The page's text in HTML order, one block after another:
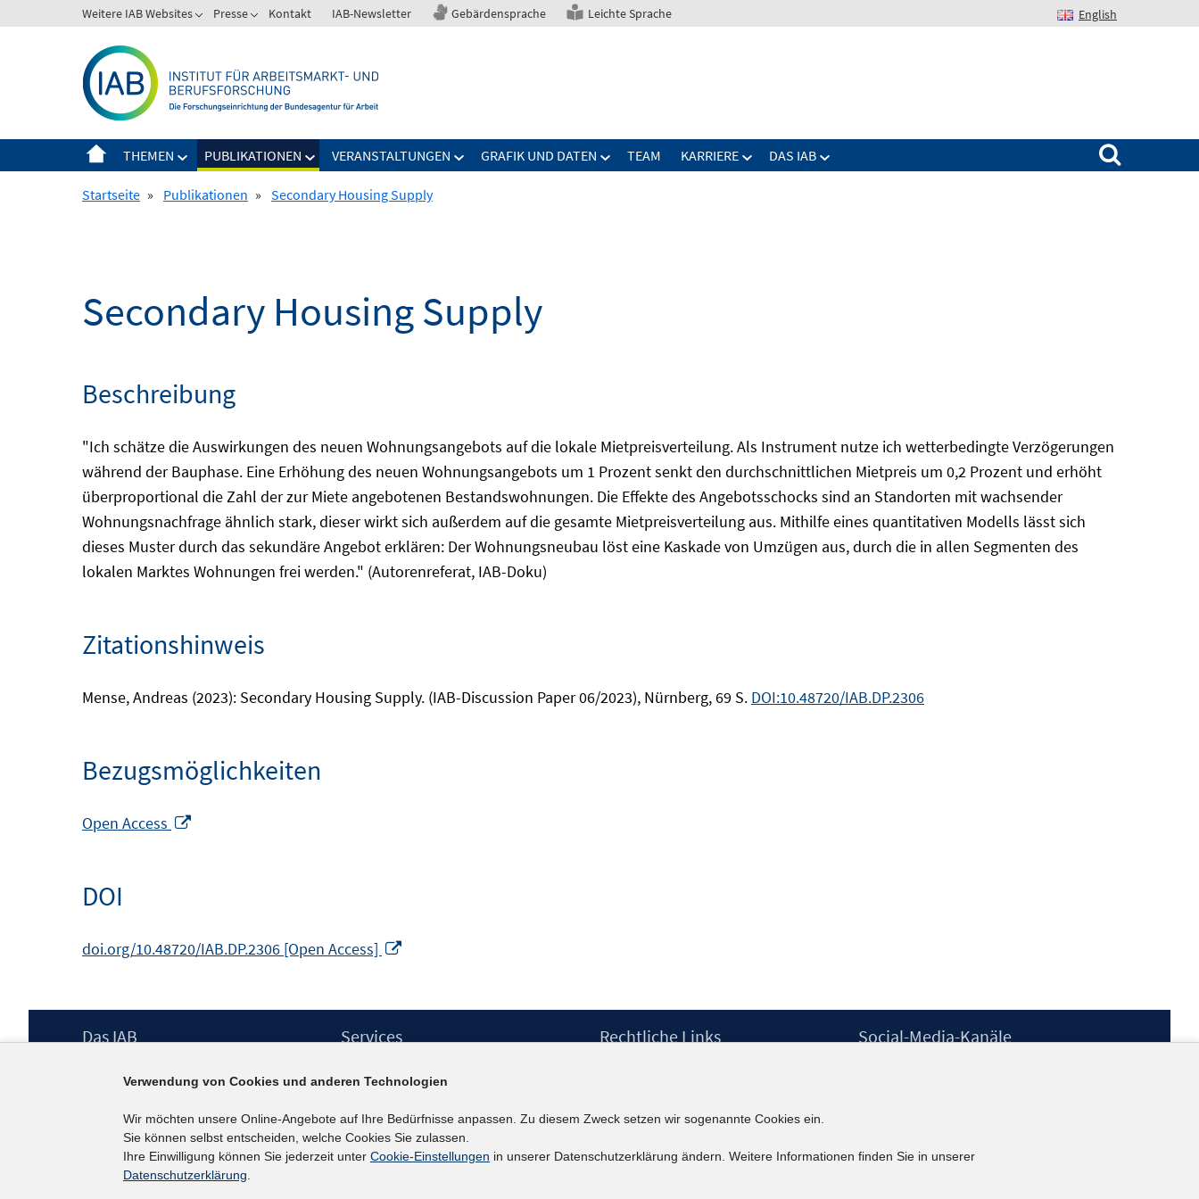
zum
Weitere IAB Websites Presse Kontakt IAB-Newsletter Gebärdensprache Leichte Sprache English
THEMEN PUBLIKATIONEN VERANSTALTUNGEN GRAFIK UND DATEN TEAM KARRIERE DAS IAB
Suchen nach:
Startseite » Publikationen » Secondary Housing Supply
Secondary Housing Supply
Beschreibung
"Ich schätze die Auswirkungen des neuen Wohnungsangebots auf die lokale Mietpreisverteilung. Als Instrument nutze ich wetterbedingte Verzögerungen
während der Bauphase. Eine Erhöhung des neuen Wohnungsangebots um 1 Prozent senkt den durchschnittlichen Mietpreis um 0,2 Prozent und erhöht
überproportional die Zahl der zur Miete angebotenen Bestandswohnungen. Die Effekte des Angebotsschocks sind an Standorten mit wachsender
Wohnungsnachfrage ähnlich stark, dieser wirkt sich außerdem auf die gesamte Mietpreisverteilung aus. Mithilfe eines quantitativen Modells lässt sich
dieses Muster durch das sekundäre Angebot erklären: Der Wohnungsneubau löst eine Kaskade von Umzügen aus, durch die in allen Segmenten des
lokalen Marktes Wohnungen frei werden." (Autorenreferat, IAB-Doku)
Zitationshinweis
Mense, Andreas (2023): Secondary Housing Supply. (IAB-Discussion Paper 06/2023), Nürnberg, 69 S. DOI:10.48720/IAB.DP.2306
Bezugsmöglichkeiten
Open Access
DOI
doi.org/10.48720/IAB.DP.2306 [Open Access]
Footer
Das IAB
Berufsforschung (IAB) – unser Leitbild
Institutsleitung
Graduiertenprogramm
Befragungen
Projekte
Services
IAB-Newsletter
Kontakt
Rechtliche Links
Erklärung zur Barrierefreiheit
Social-Media-Kanäle
kununu
Verwendung von Cookies und anderen Technologien
Wir möchten unsere Online-Angebote auf Ihre Bedürfnisse anpassen. Zu diesem Zweck setzen wir sogenannte Cookies ein.
Sie können selbst entscheiden, welche Cookies Sie zulassen.
Ihre Einwilligung können Sie jederzeit unter Cookie-Einstellungen in unserer Datenschutzerklärung ändern. Weitere Informationen finden Sie in unserer
Datenschutzerklärung.